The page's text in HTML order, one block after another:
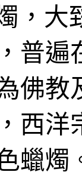
，大
普遍
佛教
西洋
蠟燭